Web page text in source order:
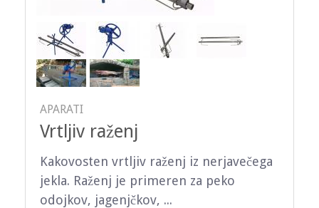
APARATI
Vrtljiv raženj
Kakovosten vrtljiv raženj iz nerjavečega
jekla. Raženj je primeren za peko
odojkov, jagenjčkov, ...